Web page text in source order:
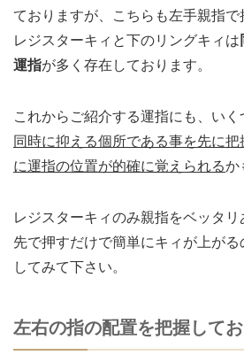
ておりますが、こちらも左手親指で
レジスターキィと下のリングキィは
運指が多く存在しております。
これからご紹介する運指にも、いく
同時に抑える個所である事を先に
に運指の位置が的確に覚えられるか
レジスターキィのみ親指をベッタ
先で押すだけで簡単にキィが上が
してみて下さい。
左右の指の配置を把握して